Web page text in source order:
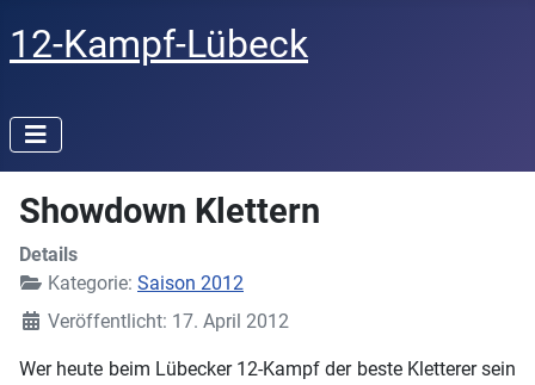
12-Kampf-Lübeck
Showdown Klettern
Details
Kategorie: Saison 2012
Veröffentlicht: 17. April 2012
Wer heute beim Lübecker 12-Kampf der beste Kletterer sein